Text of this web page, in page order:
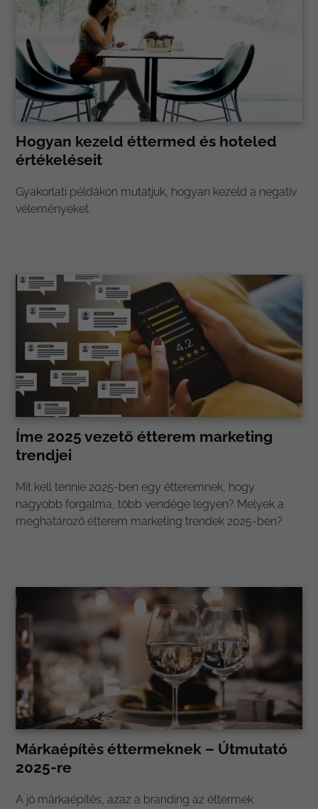
Hogyan kezeld éttermed és hoteled
értékeléseit
Gyakorlati példákon mutatjuk, hogyan kezeld a negatív
véleményeket.
Íme 2025 vezető étterem marketing
trendjei
Mit kell tennie 2025-ben egy étteremnek, hogy
nagyobb forgalma, több vendége legyen? Melyek a
meghatározó étterem marketing trendek 2025-ben?
Márkaépítés éttermeknek – Útmutató
2025-re
A jó márkaépítés, azaz a branding az éttermek